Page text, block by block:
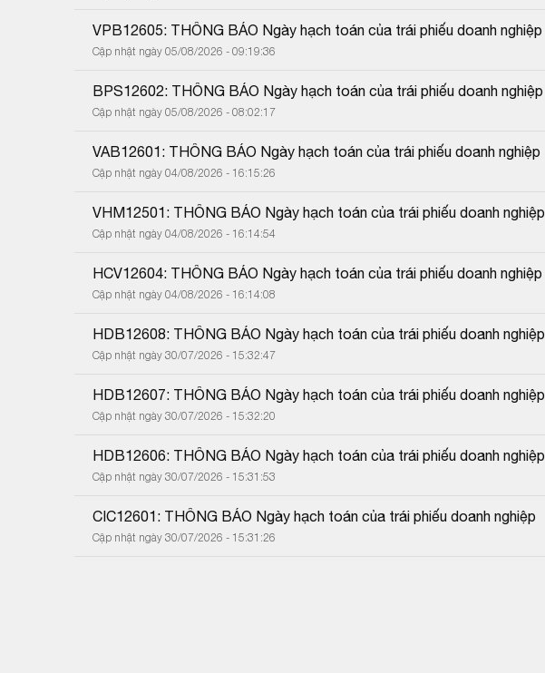
VPB12605: THÔNG BÁO Ngày hạch toán của trái phiếu doanh nghiệp
Cập nhật ngày 05/08/2026 - 09:19:36
BPS12602: THÔNG BÁO Ngày hạch toán của trái phiếu doanh nghiệp
Cập nhật ngày 05/08/2026 - 08:02:17
VAB12601: THÔNG BÁO Ngày hạch toán của trái phiếu doanh nghiệp
Cập nhật ngày 04/08/2026 - 16:15:26
VHM12501: THÔNG BÁO Ngày hạch toán của trái phiếu doanh nghiệp
Cập nhật ngày 04/08/2026 - 16:14:54
HCV12604: THÔNG BÁO Ngày hạch toán của trái phiếu doanh nghiệp
Cập nhật ngày 04/08/2026 - 16:14:08
HDB12608: THÔNG BÁO Ngày hạch toán của trái phiếu doanh nghiệp
Cập nhật ngày 30/07/2026 - 15:32:47
HDB12607: THÔNG BÁO Ngày hạch toán của trái phiếu doanh nghiệp
Cập nhật ngày 30/07/2026 - 15:32:20
HDB12606: THÔNG BÁO Ngày hạch toán của trái phiếu doanh nghiệp
Cập nhật ngày 30/07/2026 - 15:31:53
CIC12601: THÔNG BÁO Ngày hạch toán của trái phiếu doanh nghiệp
Cập nhật ngày 30/07/2026 - 15:31:26